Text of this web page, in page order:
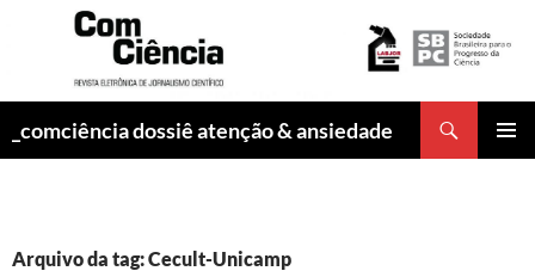
_comciência dossiê atenção & ansiedade
Arquivo da tag: Cecult-Unicamp